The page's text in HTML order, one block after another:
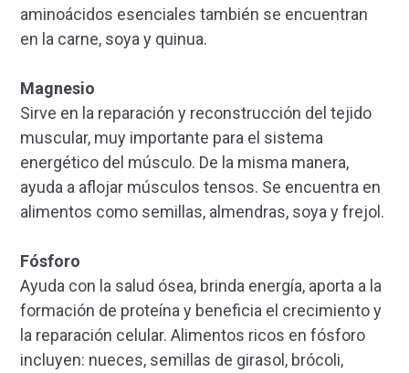
aminoácidos esenciales también se encuentran
en la carne, soya y quinua.
Magnesio
Sirve en la reparación y reconstrucción del tejido
muscular, muy importante para el sistema
energético del músculo. De la misma manera,
ayuda a aflojar músculos tensos. Se encuentra en
alimentos como semillas, almendras, soya y frejol.
Fósforo
Ayuda con la salud ósea, brinda energía, aporta a la
formación de proteína y beneficia el crecimiento y
la reparación celular. Alimentos ricos en fósforo
incluyen: nueces, semillas de girasol, brócoli,